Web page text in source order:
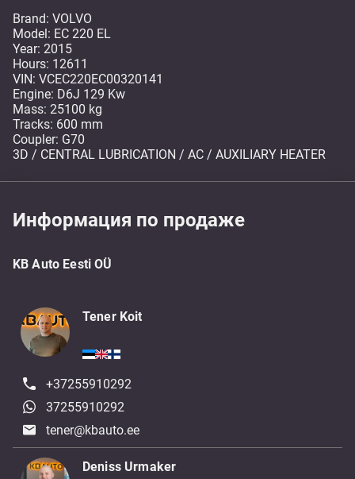
Brand: VOLVO
Model: EC 220 EL
Year: 2015
Hours: 12611
VIN: VCEC220EC00320141
Engine: D6J 129 Kw
Mass: 25100 kg
Tracks: 600 mm
Coupler: G70
3D / CENTRAL LUBRICATION / AC / AUXILIARY HEATER
Информация по продаже
KB Auto Eesti OÜ
Tener Koit
+37255910292
37255910292
tener@kbauto.ee
Deniss Urmaker